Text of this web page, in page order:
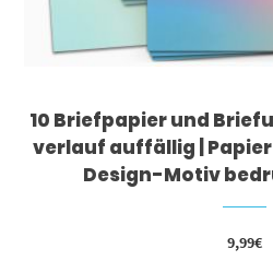
10 Briefpapier und
verlauf auffällig |
Design-Motiv
9,99€